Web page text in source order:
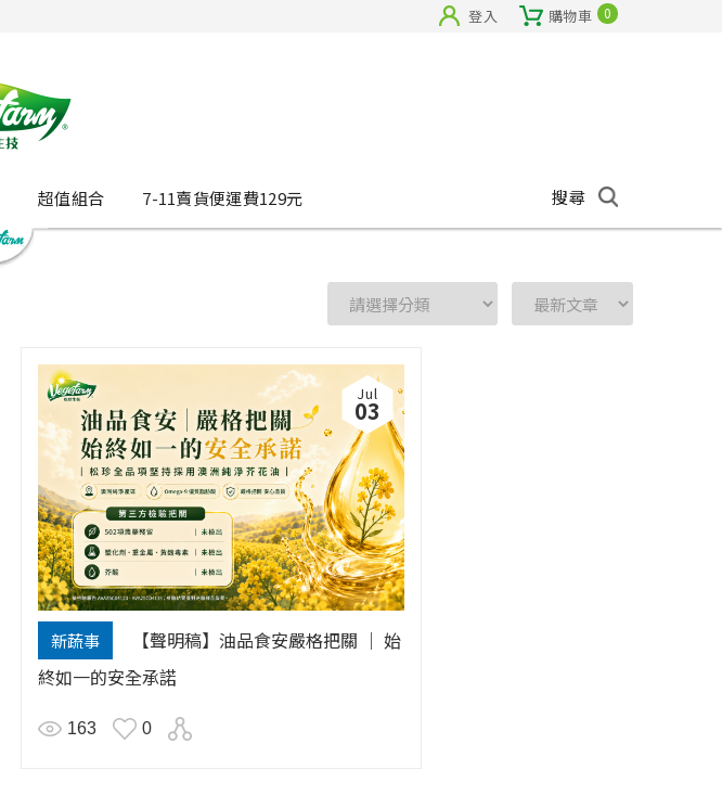
登入 購物車 0
超值組合 7-11賣貨便運費129元 搜尋
Jul
03
新蔬事
【聲明稿】油品食安嚴格把關 ｜ 始
終如一的安全承諾
163 0